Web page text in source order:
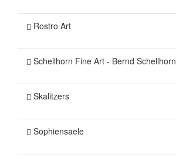
Rostro Art
Schellhorn Fine Art - Bernd Schellhorn
Skalitzers
Sophiensaele